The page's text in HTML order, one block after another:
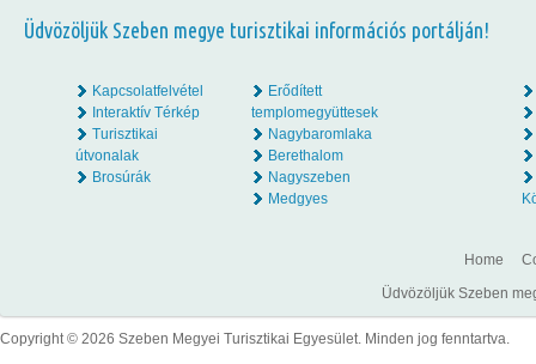
Üdvözöljük Szeben megye turisztikai információs portálján!
Kapcsolatfelvétel
Interaktív Térkép
Turisztikai
útvonalak
Brosúrák
Erődített
templomegyüttesek
Nagybaromlaka
Berethalom
Nagyszeben
Medgyes
Home
Üdvözöljük Szeben
Copyright © 2026 Szeben Megyei Turisztikai Egyesület. Minden jog fenntartva.